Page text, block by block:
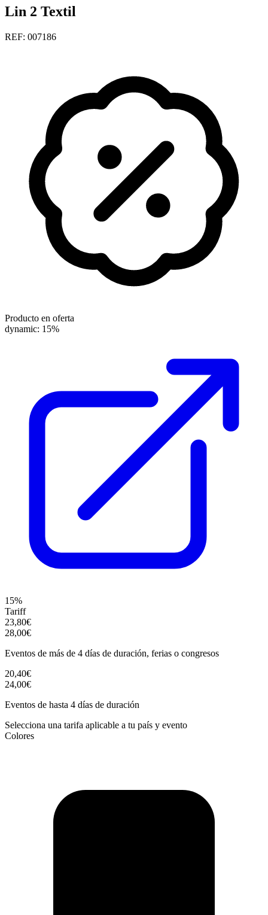
Lin 2 Textil
REF: 007186
Producto en oferta
dynamic: 15%
15%
Tariff
23,80€
28,00€
Eventos de más de 4 días de duración, ferias o congresos
20,40€
24,00€
Eventos de hasta 4 días de duración
Selecciona una tarifa aplicable a tu país y evento
Colores